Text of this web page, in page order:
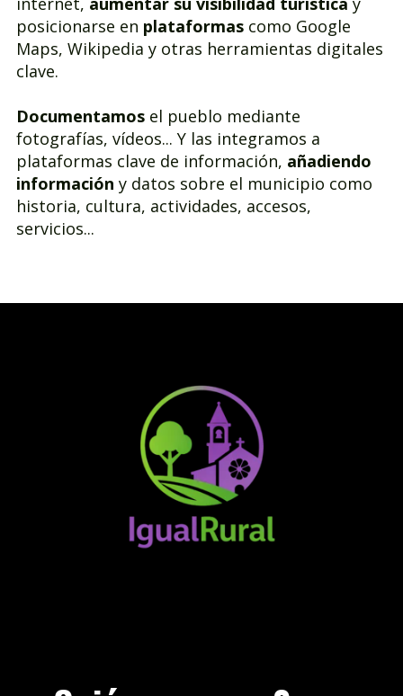
posicionarse en plataformas como Google
Maps, Wikipedia y otras herramientas digitales
clave.
Documentamos el pueblo mediante
fotografías, vídeos... Y las integramos a
plataformas clave de información, añadiendo
información y datos sobre el municipio como
historia, cultura, actividades, accesos,
servicios...